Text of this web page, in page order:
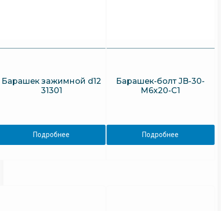
Барашек зажимной d12
31301
Подробнее
Барашек-болт JB-30-
M6x20-C1
Подробнее